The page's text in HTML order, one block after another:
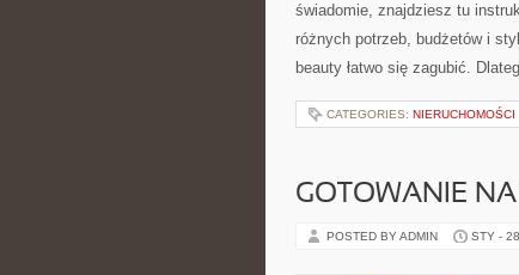
świadomie, znajdziesz tu
różnych potrzeb, budżetów i
beauty łatwo się zagubić.
CATEGORIES: NIERUCHOMOŚCI
GOTOWANIE
POSTED BY ADMIN STY -